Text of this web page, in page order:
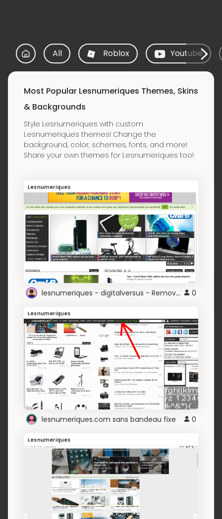
All Roblox Youtube
Most Popular Lesnumeriques Themes, Skins
& Backgrounds
Style Lesnumeriques with custom
Lesnumeriques themes! Change the
background, color, schemes, fonts, and more!
Share your own themes for Lesnumeriques too!
Lesnumeriques
lesnumeriques - digitalversus - Remove Ads 0
Lesnumeriques
lesnumeriques.com sans bandeau fixe 0
Lesnumeriques